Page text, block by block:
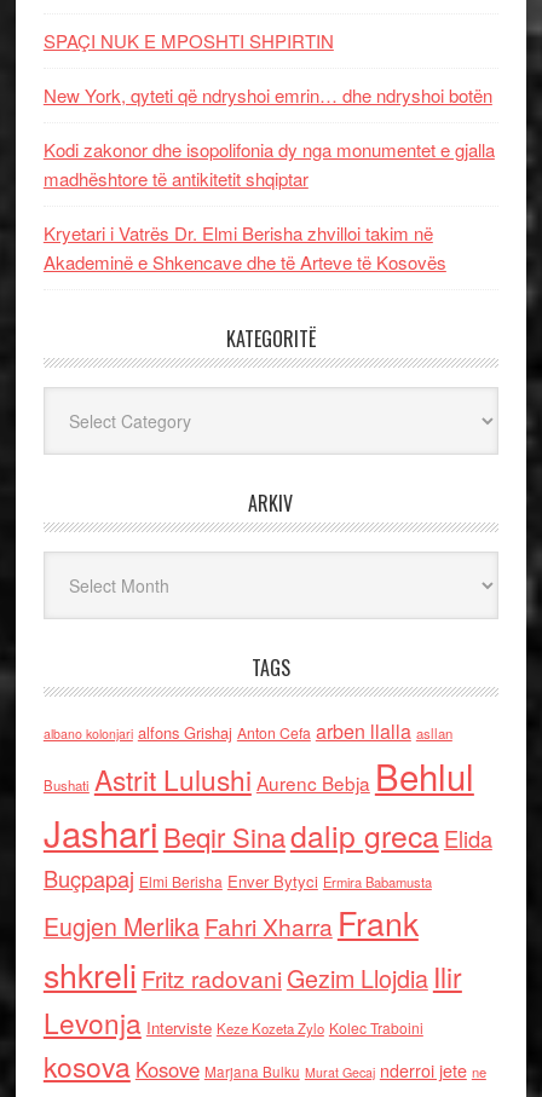
SPAÇI NUK E MPOSHTI SHPIRTIN
New York, qyteti që ndryshoi emrin… dhe ndryshoi botën
Kodi zakonor dhe isopolifonia dy nga monumentet e gjalla
madhështore të antikitetit shqiptar
Kryetari i Vatrës Dr. Elmi Berisha zhvilloi takim në
Akademinë e Shkencave dhe të Arteve të Kosovës
KATEGORITË
ARKIV
TAGS
albano kolonjari alfons Grishaj Anton Cefa arben llalla asllan
Bushati Astrit Lulushi Aurenc Bebja Behlul
Jashari Beqir Sinadalip grecaElida
Buçpapaj Elmi Berisha Enver Bytyci Ermira Babamusta
Eugjen MerlikaFahri Xharra Frank
shkreli Fritz radovaniGezim Llojdia Ilir
Levonja Interviste Keze Kozeta Zylo Kolec Traboini
kosova Kosove Marjana Bulku Murat Gecaj nderroi jete ne